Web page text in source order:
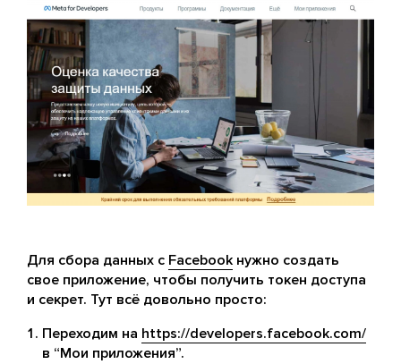
Для сбора данных с Facebook нужно создать
свое приложение, чтобы получить токен доступа
и секрет. Тут всё довольно просто:
Переходим на https://developers.facebook.com/
в “Мои приложения”.